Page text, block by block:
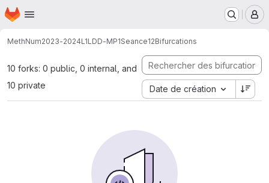
Passer au contenu principal
Page d'accueil
MethNum2023-2024L1LDD-MP1Seance12Bifurcations
10 forks: 0 public, 0 internal, and
10 private
Date de création